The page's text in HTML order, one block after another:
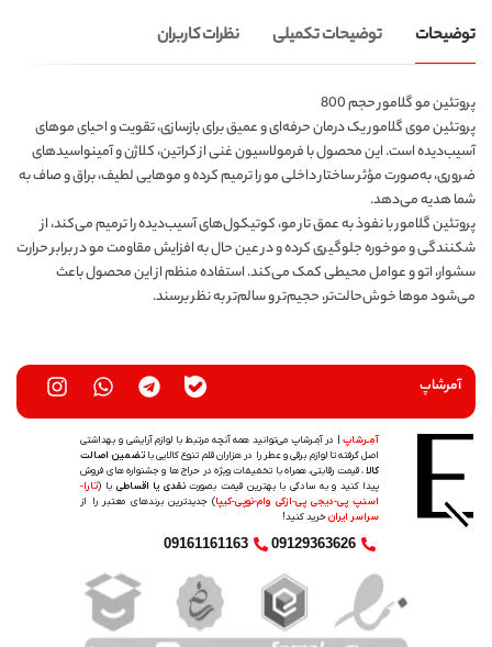
توضیحات توضیحات تکمیلی نظرات کاربران
پروتئین مو گلامور حجم 800
پروتئین موی گلامور یک درمان حرفه‌ای و عمیق برای بازسازی، تقویت و احیای موهای
آسیب‌دیده است. این محصول با فرمولاسیون غنی از کراتین، کلاژن و آمینواسیدهای
ضروری، به‌صورت مؤثر ساختار داخلی مو را ترمیم کرده و موهایی لطیف، براق و صاف به
شما هدیه می‌دهد.
پروتئین گلامور با نفوذ به عمق تار مو، کوتیکول‌های آسیب‌دیده را ترمیم می‌کند، از
شکنندگی و موخوره جلوگیری کرده و در عین حال به افزایش مقاومت مو در برابر حرارت
سشوار، اتو و عوامل محیطی کمک می‌کند. استفاده منظم از این محصول باعث
می‌شود موها خوش‌حالت‌تر، حجیم‌تر و سالم‌تر به نظر برسند.
آمرشاپ
آمِـرشاپ| در آمِـرشاپ می‌توانید همه آنچه مرتبط با لوازم آرایشی و بهداشتی
اصل گرفته تا لوازم برقی و عطر را در هزاران قلم تنوع کالایی باتضمین اصالت
کالا، قیمت رقابتی، همراه با تخفیفات ویژه در حراج ها و جشنواره های فروش
پیدا کنید و به سادگی با بهترین قیمت بصورتنقدی یا اقساطی با (تارا-
اسنپ پی-دیجی پی-ازکی وام-نوپی-کیپا) جدیدترین‌ برندهای معتبر را از
سراسر ایرانخرید کنید!
09129363626
09161161163